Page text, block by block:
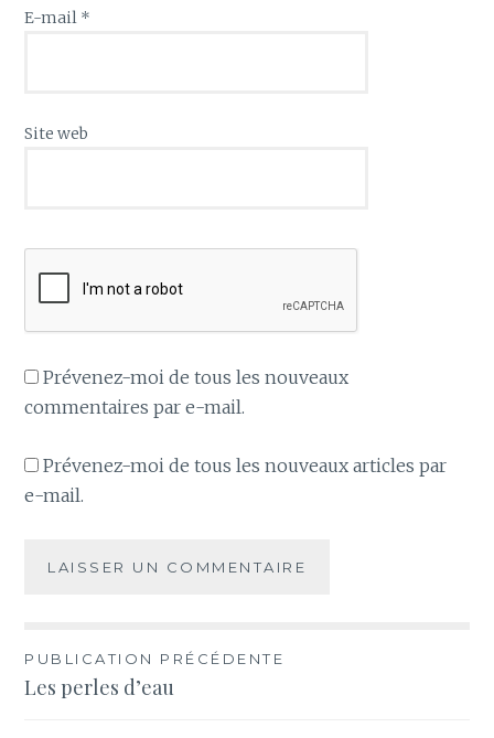
E-mail *
Site web
Prévenez-moi de tous les nouveaux
commentaires par e-mail.
Prévenez-moi de tous les nouveaux articles par
e-mail.
Navigation
PUBLICATION PRÉCÉDENTE
Les perles d’eau